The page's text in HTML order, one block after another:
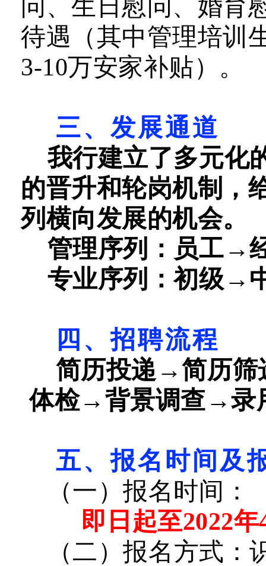
问、生日慰问、婚育
待遇（其中管理培训
3-10万安家补贴）。
三、发展通道
我行建立了多元化
的晋升和轮岗机制，
列横向发展的机会。
管理序列：员工→
专业序列：初级→
四、招聘流程
简历投递→简历
体检→背景调查→录
五、报名时间及
（一）报名时间：
即日起至2022年
（二）报名方式：